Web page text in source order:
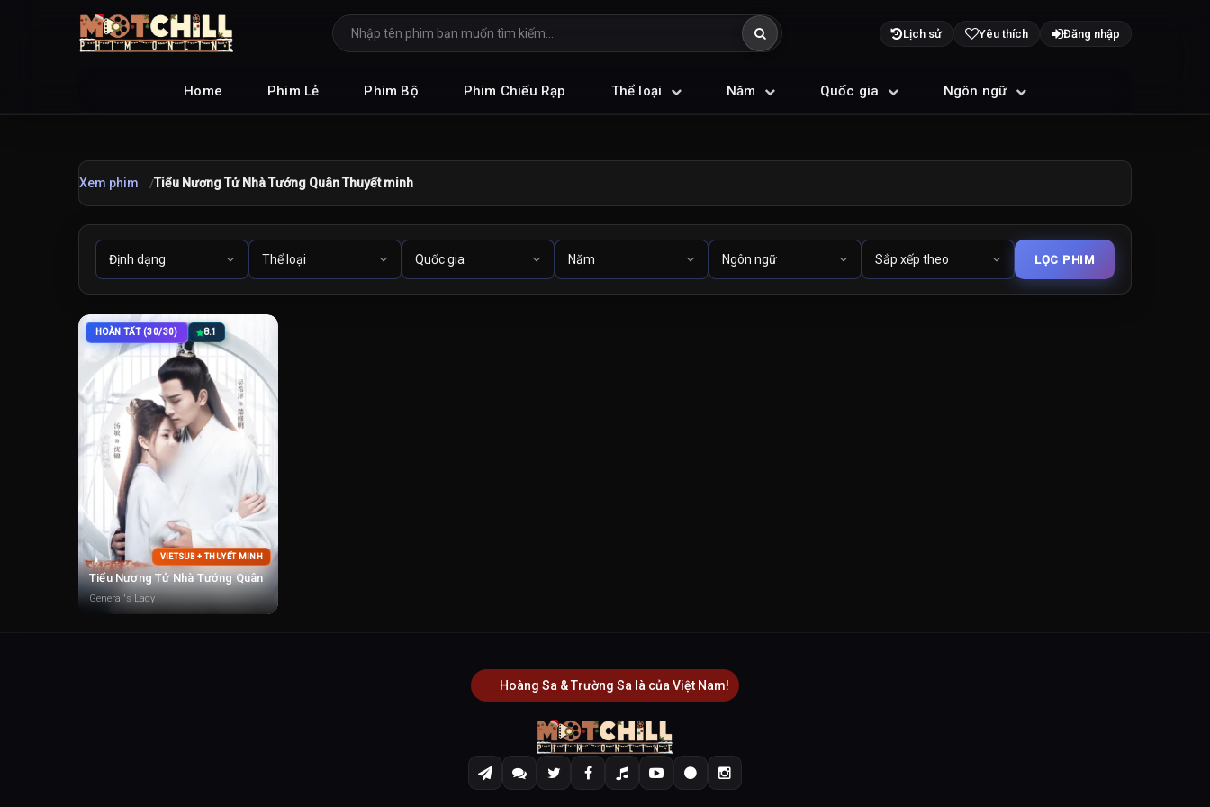
Lịch sử Yêu thích Đăng nhập
Home Phim Lẻ Phim Bộ Phim Chiếu Rạp Thể loại Năm Quốc gia Ngôn ngữ
Xem phim Tiểu Nương Tử Nhà Tướng Quân Thuyết minh
HOÀN TẤT (30/30) 8.1
VIETSUB + THUYẾT MINH
Tiểu Nương Tử Nhà Tướng Quân
General's Lady
Hoàng Sa & Trường Sa là của Việt Nam!